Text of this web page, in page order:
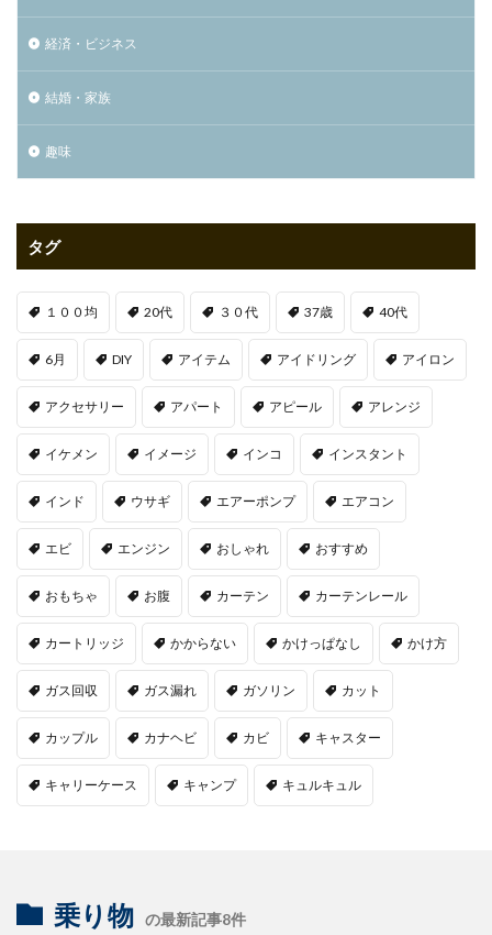
経済・ビジネス
結婚・家族
趣味
タグ
１００均 20代 ３０代 37歳 40代
6月 DIY アイテム アイドリング アイロン
アクセサリー アパート アピール アレンジ
イケメン イメージ インコ インスタント
インド ウサギ エアーポンプ エアコン
エビ エンジン おしゃれ おすすめ
おもちゃ お腹 カーテン カーテンレール
カートリッジ かからない かけっぱなし かけ方
ガス回収 ガス漏れ ガソリン カット
カップル カナヘビ カビ キャスター
キャリーケース キャンプ キュルキュル
乗り物 の最新記事8件